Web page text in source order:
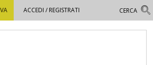
ACCEDI / REGISTRATI